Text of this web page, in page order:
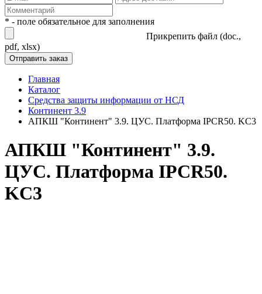
* - поле обязательное для заполнения
Прикрепить файл (doc.,
pdf, xlsx)
Главная
Каталог
Средства защиты информации от НСД
Континент 3.9
АПКШ "Континент" 3.9. ЦУС. Платформа IPCR50. KC3
АПКШ "Континент" 3.9.
ЦУС. Платформа IPCR50.
KC3